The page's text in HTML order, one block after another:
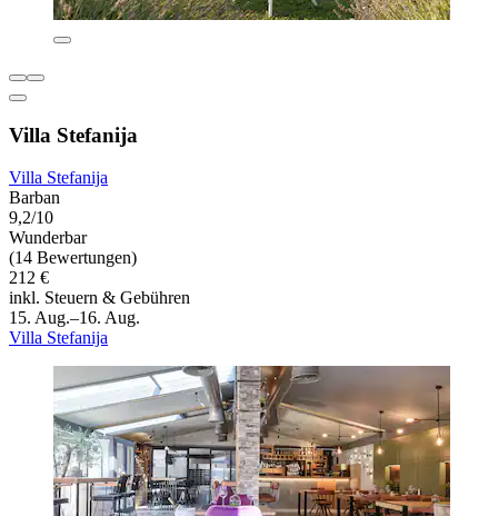
Villa Stefanija
Villa Stefanija
Barban
9,2/10
Wunderbar
(14 Bewertungen)
212 €
inkl. Steuern & Gebühren
15. Aug.–16. Aug.
Villa Stefanija